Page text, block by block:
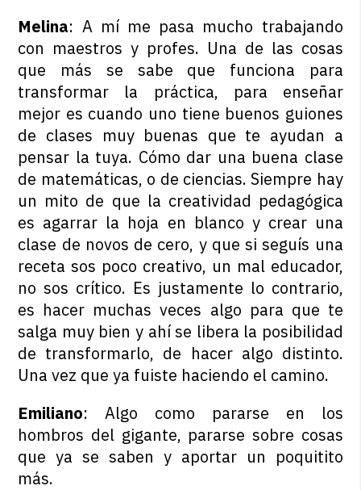
Melina: A mí me pasa mucho trabajando
con maestros y profes. Una de las cosas
que más se sabe que funciona para
transformar la práctica, para enseñar
mejor es cuando uno tiene buenos guiones
de clases muy buenas que te ayudan a
pensar la tuya. Cómo dar una buena clase
de matemáticas, o de ciencias. Siempre hay
un mito de que la creatividad pedagógica
es agarrar la hoja en blanco y crear una
clase de novos de cero, y que si seguís una
receta sos poco creativo, un mal educador,
no sos crítico. Es justamente lo contrario,
es hacer muchas veces algo para que te
salga muy bien y ahí se libera la posibilidad
de transformarlo, de hacer algo distinto.
Una vez que ya fuiste haciendo el camino.
Emiliano: Algo como pararse en los
hombros del gigante, pararse sobre cosas
que ya se saben y aportar un poquitito
más.